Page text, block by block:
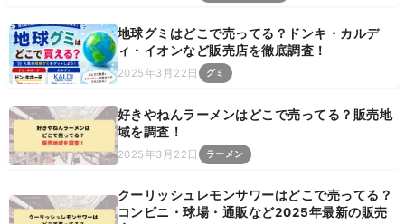
地球グミはどこで売ってる？ドンキ・カルデ
ィ・イオンなど販売店を徹底調査！
2025年3月22日 グミ
好きやねんラーメンはどこで売ってる？販売地
域を調査！
2025年3月22日 ラーメン
クーリッシュレモンサワーはどこで売ってる？
コンビニ・球場・通販など2025年最新の販売